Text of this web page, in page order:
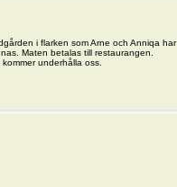
i flarken som Arne och Anniqa har
Maten betalas till restaurangen.
underhålla oss.